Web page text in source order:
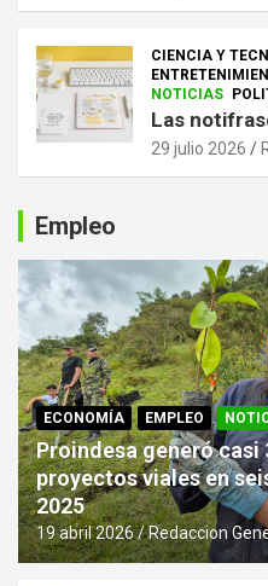
CIENCIA Y
NOTICIAS
Las
29 julio 2026
Empleo
ECONOMÍA EMPLEO
Proindesa generó casi
proyectos viales en
2025
19 abril 2026 Redaccion